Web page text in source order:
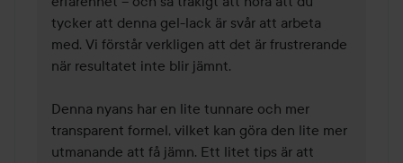
tycker att denna gel-lack är svår att arbeta
med. Vi förstår verkligen att det är frustrerande
när resultatet inte blir jämnt.
Denna nyans har en lite tunnare och mer
transparent formel, vilket kan göra den lite mer
utmanande att få jämn. Ett litet tips är att